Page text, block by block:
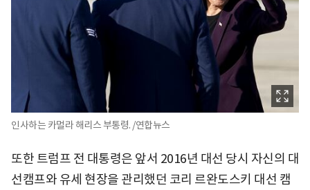
인사하는 카멀라 해리스 부통령. /연합뉴스
또한 트럼프 전 대통령은 앞서 2016년 대선 당시 자신의 대
선캠프와 유세 현장을 관리했던 코리 르완도스키 대선 캠